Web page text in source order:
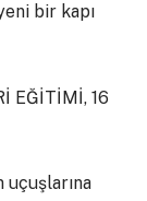
bir kapı
EĞİTİMİ, 16
uçuşlarına